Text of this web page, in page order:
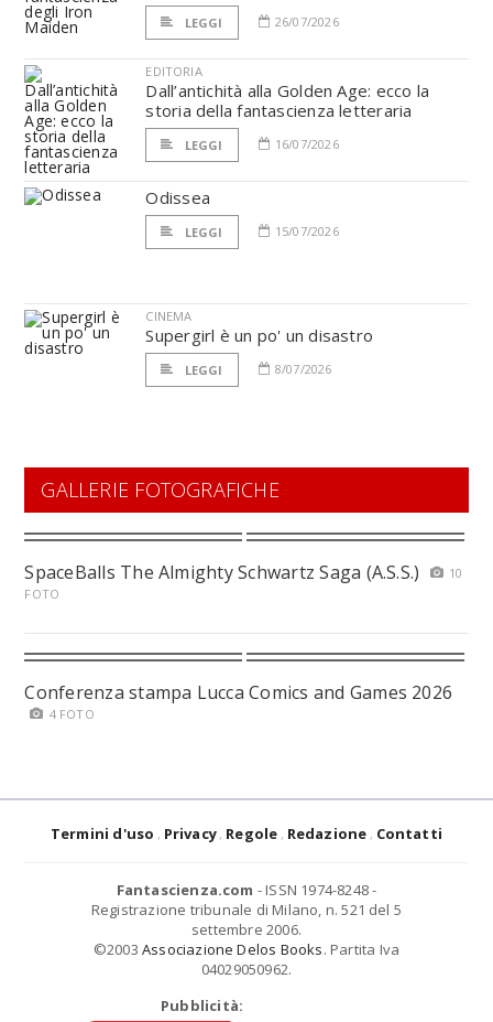
LEGGI 26/07/2026
EDITORIA
Dall’antichità alla Golden Age: ecco la
storia della fantascienza letteraria
LEGGI 16/07/2026
Odissea
LEGGI 15/07/2026
CINEMA
Supergirl è un po' un disastro
LEGGI 8/07/2026
GALLERIE FOTOGRAFICHE
SpaceBalls The Almighty Schwartz Saga (A.S.S.)
10
FOTO
Conferenza stampa Lucca Comics and Games 2026
4 FOTO
Termini d'uso Privacy Regole Redazione Contatti
Fantascienza.com - ISSN 1974-8248 -
Registrazione tribunale di Milano, n. 521 del 5
settembre 2006.
©2003 Associazione Delos Books. Partita Iva
04029050962.
Pubblicità: